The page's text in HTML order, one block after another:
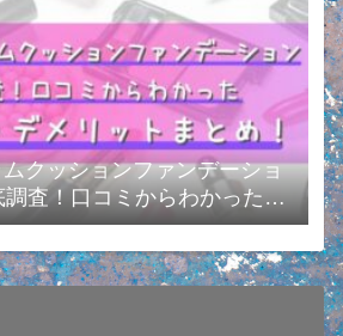
クッションファンデーショ
調査！口コミからわかったメ
トまとめ！